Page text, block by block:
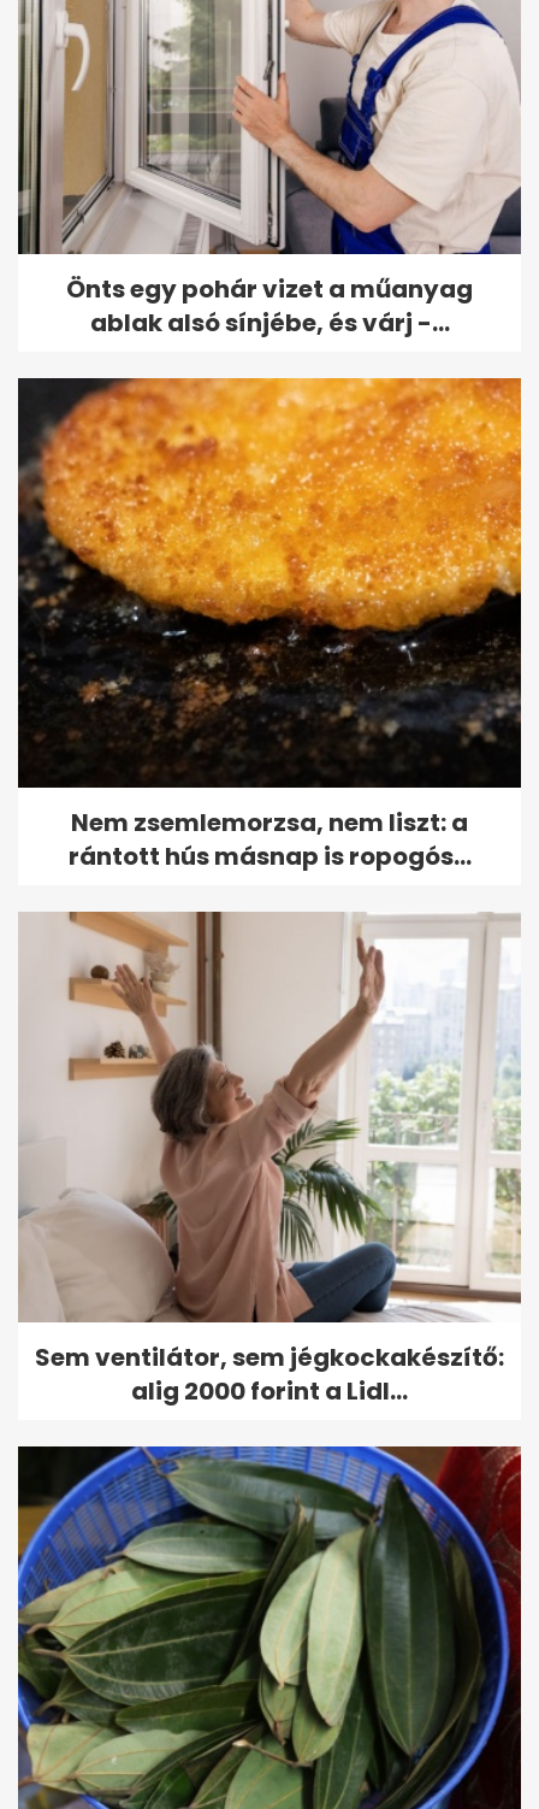
Önts egy pohár vizet a műanyag
ablak alsó sínjébe, és várj -...
Nem zsemlemorzsa, nem liszt: a
rántott hús másnap is ropogós...
Sem ventilátor, sem jégkockakészítő:
alig 2000 forint a Lidl...